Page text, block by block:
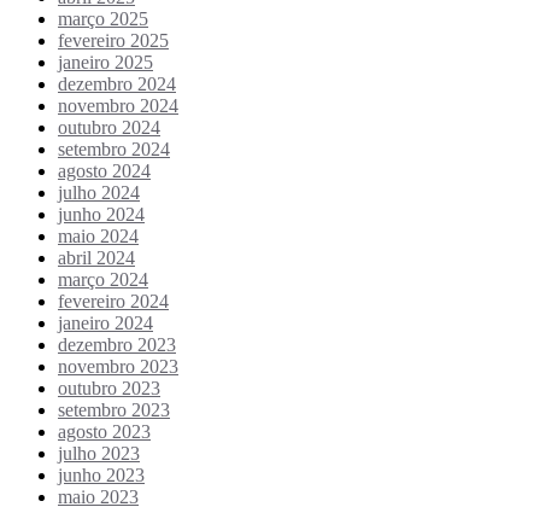
março 2025
fevereiro 2025
janeiro 2025
dezembro 2024
novembro 2024
outubro 2024
setembro 2024
agosto 2024
julho 2024
junho 2024
maio 2024
abril 2024
março 2024
fevereiro 2024
janeiro 2024
dezembro 2023
novembro 2023
outubro 2023
setembro 2023
agosto 2023
julho 2023
junho 2023
maio 2023